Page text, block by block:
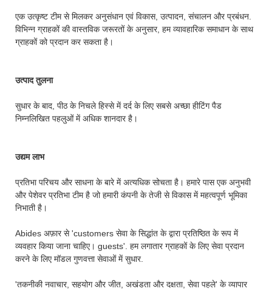
एक उत्कृष्ट टीम से मिलकर अनुसंधान एवं विकास, उत्पादन, संचालन और प्रबंधन.
विभिन्न ग्राहकों की वास्तविक जरूरतों के अनुसार, हम व्यावहारिक समाधान के साथ
ग्राहकों को प्रदान कर सकता है।
उत्पाद तुलना
सुधार के बाद, पीठ के निचले हिस्से में दर्द के लिए सबसे अच्छा हीटिंग पैड
निम्नलिखित पहलुओं में अधिक शानदार है।
उद्यम लाभ
प्रतिभा परिचय और साधना के बारे में अत्यधिक सोचता है। हमारे पास एक अनुभवी
और पेशेवर प्रतिभा टीम है जो हमारी कंपनी के तेजी से विकास में महत्वपूर्ण भूमिका
निभाती है।
Abides अफ़ार से 'customers सेवा के सिद्धांत के द्वारा प्रतिष्ठित के रूप में
व्यवहार किया जाना चाहिए। guests'. हम लगातार ग्राहकों के लिए सेवा प्रदान
करने के लिए मॉडल गुणवत्ता सेवाओं में सुधार.
'तकनीकी नवाचार, सहयोग और जीत, अखंडता और दक्षता, सेवा पहले' के व्यापार